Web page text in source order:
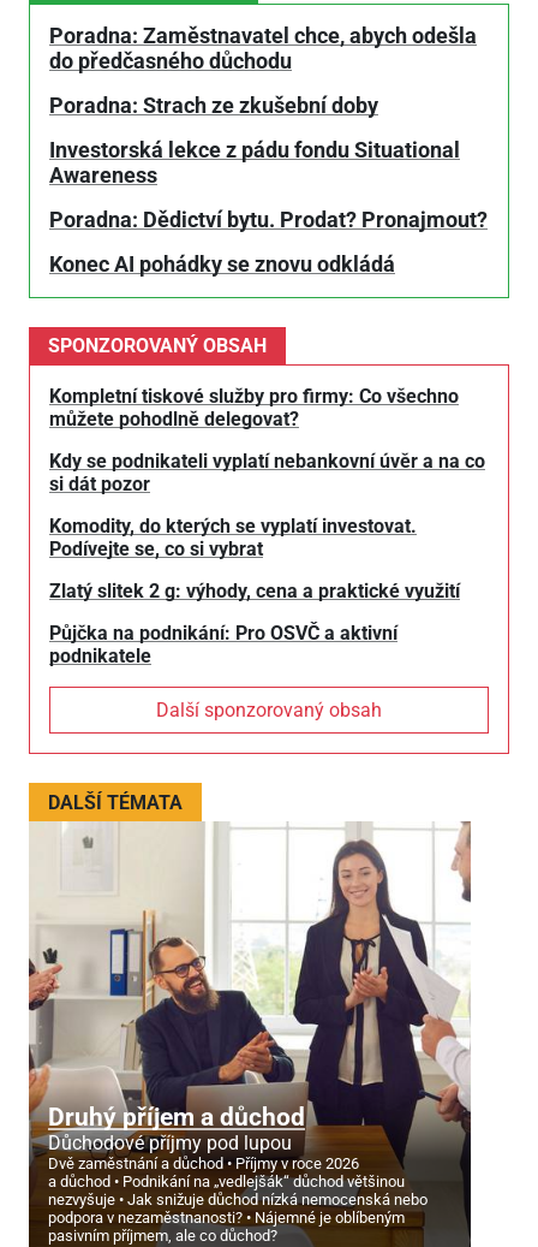
Poradna: Zaměstnavatel chce, abych odešla
do předčasného důchodu
Poradna: Strach ze zkušební doby
Investorská lekce z pádu fondu Situational
Awareness
Poradna: Dědictví bytu. Prodat? Pronajmout?
Konec AI pohádky se znovu odkládá
SPONZOROVANÝ OBSAH
Kompletní tiskové služby pro firmy: Co všechno
můžete pohodlně delegovat?
Kdy se podnikateli vyplatí nebankovní úvěr a na co
si dát pozor
Komodity, do kterých se vyplatí investovat.
Podívejte se, co si vybrat
Zlatý slitek 2 g: výhody, cena a praktické využití
Půjčka na podnikání: Pro OSVČ a aktivní
podnikatele
Další sponzorovaný obsah
DALŠÍ TÉMATA
Druhý příjem a důchod
Důchodové příjmy pod lupou
Dvě zaměstnání a důchod
Příjmy v roce 2026
a důchod
Podnikání na „vedlejšák“ důchod většinou
nezvyšuje
Jak snižuje důchod nízká nemocenská nebo
podpora v nezaměstnanosti?
Nájemné je oblíbeným
pasivním příjmem, ale co důchod?